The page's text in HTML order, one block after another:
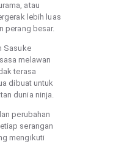
atau
lebih luas
perang besar.
Sasuke
melawan
terasa
dibuat untuk
dunia ninja.
perubahan
serangan
mengikuti